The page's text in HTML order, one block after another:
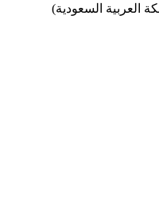
العربية السعودية)